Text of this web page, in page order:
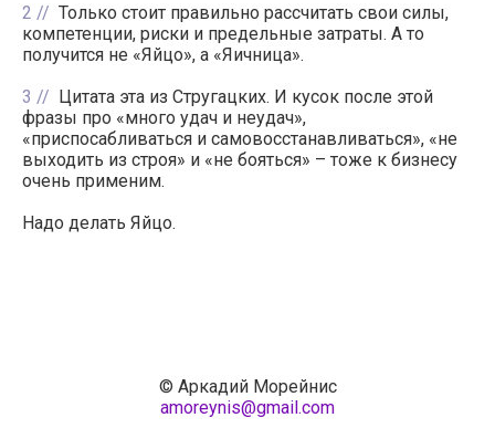
2
Только стоит правильно рассчитать свои силы,
компетенции, риски и предельные затраты. А то
получится не «Яйцо», а «Яичница».
3
Цитата эта из Стругацких. И кусок после этой
фразы про «много удач и неудач»,
«приспосабливаться и самовосстанавливаться», «не
выходить из строя» и «не бояться» – тоже к бизнесу
очень применим.
Надо делать Яйцо.
© Аркадий Морейнис
amoreynis@gmail.com